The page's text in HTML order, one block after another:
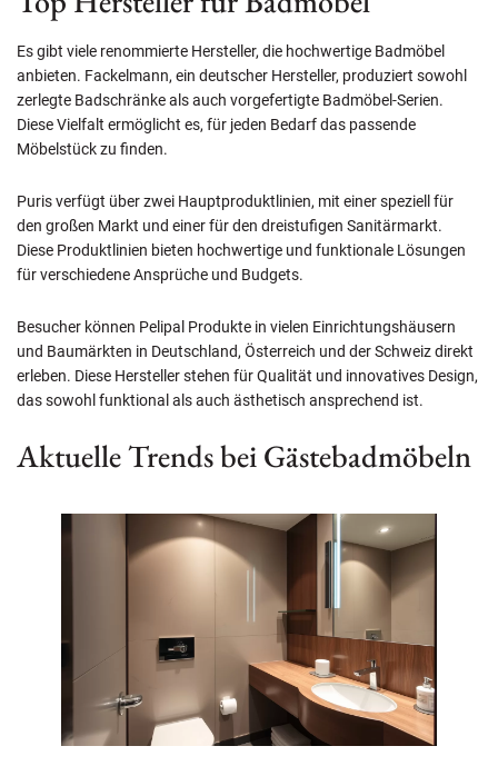
Es gibt viele renommierte Hersteller, die hochwertige Badmöbel
anbieten. Fackelmann, ein deutscher Hersteller, produziert sowohl
zerlegte Badschränke als auch vorgefertigte Badmöbel-Serien.
Diese Vielfalt ermöglicht es, für jeden Bedarf das passende
Möbelstück zu finden.
Puris verfügt über zwei Hauptproduktlinien, mit einer speziell für
den großen Markt und einer für den dreistufigen Sanitärmarkt.
Diese Produktlinien bieten hochwertige und funktionale Lösungen
für verschiedene Ansprüche und Budgets.
Besucher können Pelipal Produkte in vielen Einrichtungshäusern
und Baumärkten in Deutschland, Österreich und der Schweiz direkt
erleben. Diese Hersteller stehen für Qualität und innovatives Design,
das sowohl funktional als auch ästhetisch ansprechend ist.
Aktuelle Trends bei Gästebadmöbeln